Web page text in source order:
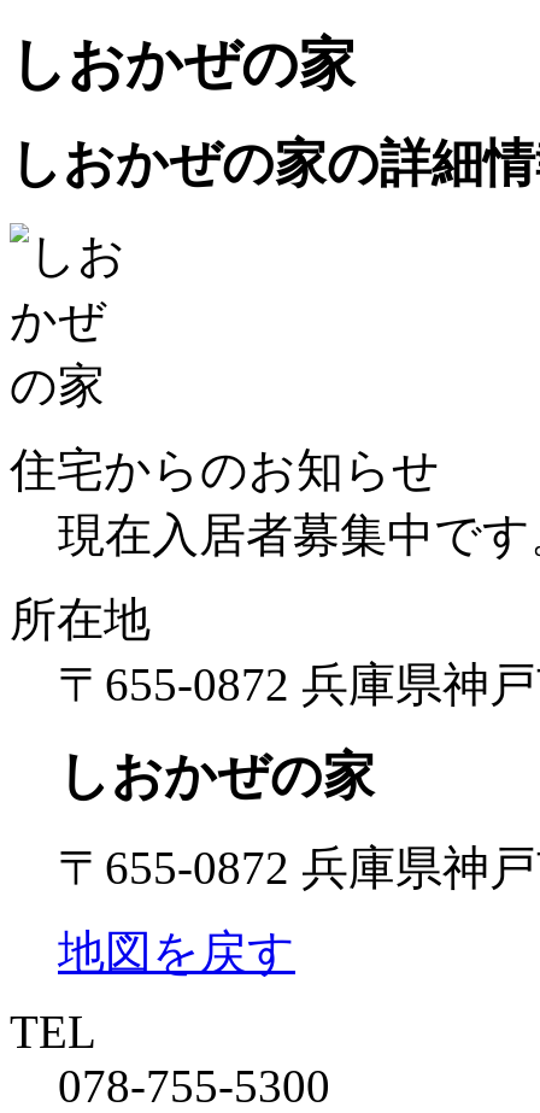
しおかぜの家
しおかぜの家の詳細
住宅からのお知らせ
現在入居者募集中で
所在地
〒655-0872 兵庫県神
しおかぜの家
〒655-0872 兵庫県神
地図を戻す
TEL
078-755-5300